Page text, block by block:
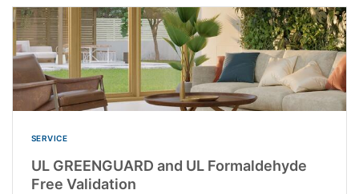
SERVICE
UL GREENGUARD and UL Formaldehyde
Free Validation